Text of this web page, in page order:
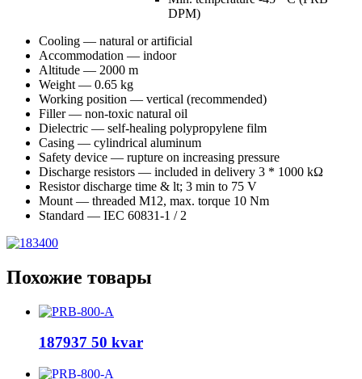
DPM)
Cooling — natural or artificial
Accommodation — indoor
Altitude — 2000 m
Weight — 0.65 kg
Working position — vertical (recommended)
Filler — non-toxic natural oil
Dielectric — self-healing polypropylene film
Casing — cylindrical aluminum
Safety device — rupture on increasing pressure
Discharge resistors — included in delivery 3 * 1000 kΩ
Resistor discharge time & lt; 3 min to 75 V
Mount — threaded M12, max. torque 10 Nm
Standard — IEC 60831-1 / 2
Похожие товары
187937 50 kvar